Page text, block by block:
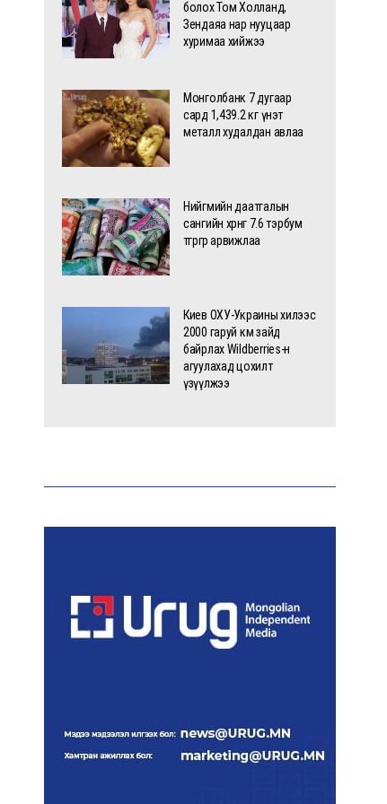
болох Том Холланд,
Зендаяа нар нууцаар
хуримаа хийжээ
Монголбанк 7 дугаар
сард 1,439.2 кг үнэт
металл худалдан авлаа
Нийгмийн даатгалын
сангийн хөрөнгө 7.6 тэрбум
төгрөгөөр арвижлаа
Киев ОХУ-Украины хилээс
2000 гаруй км зайд
байрлах Wildberries-н
агуулахад цохилт
үзүүлжээ
шүүхэд шилжүүлжээ
Шатахууны нийлүүлэлт